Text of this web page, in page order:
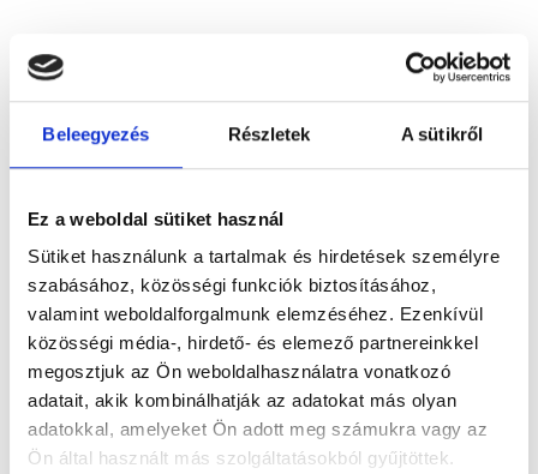
Beleegyezés Részletek A sütikről
Ez a weboldal sütiket használ
Sütiket használunk a tartalmak és hirdetések személyre
szabásához, közösségi funkciók biztosításához,
valamint weboldalforgalmunk elemzéséhez. Ezenkívül
közösségi média-, hirdető- és elemező partnereinkkel
megosztjuk az Ön weboldalhasználatra vonatkozó
adatait, akik kombinálhatják az adatokat más olyan
adatokkal, amelyeket Ön adott meg számukra vagy az
Ön által használt más szolgáltatásokból gyűjtöttek.
Vélemények
Foglalj időpontot
Összes szakterület
Főoldal Klinikák
Bőrgyógyász, Budapest, XXI. kerület